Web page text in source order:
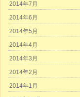
2014年7月
2014年6月
2014年5月
2014年4月
2014年3月
2014年2月
2014年1月